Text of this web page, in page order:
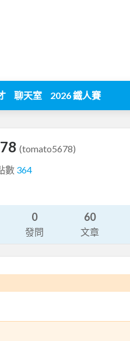
聊天室 2026 鐵人賽
(tomato5678)
數 364
0
發問
60
文章